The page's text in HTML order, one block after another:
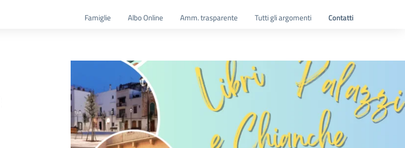
Famiglie Albo Online Amm. trasparente Tutti gli argomenti Contatti